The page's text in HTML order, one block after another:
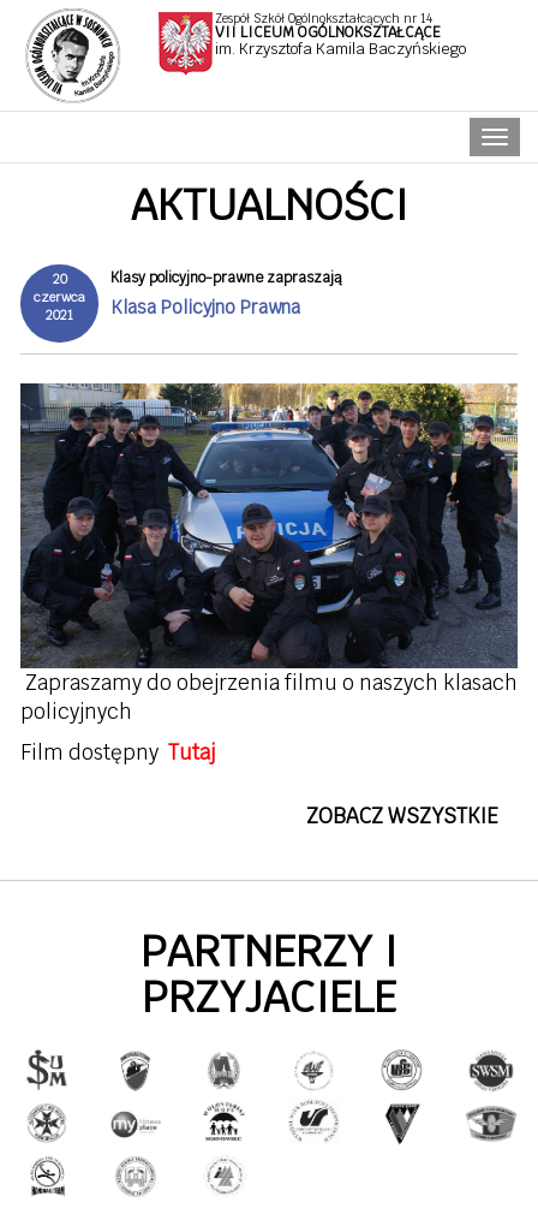
Zespół Szkół Ogólnokształcących nr 14
VII LICEUM OGÓLNOKSZTAŁCĄCE
im. Krzysztofa Kamila Baczyńskiego
AKTUALNOŚCI
20
czerwca
2021
Klasy policyjno-prawne zapraszają
Klasa Policyjno Prawna
Zapraszamy do obejrzenia filmu o naszych klasach
policyjnych
Film dostępny Tutaj
ZOBACZ WSZYSTKIE
PARTNERZY I
PRZYJACIELE